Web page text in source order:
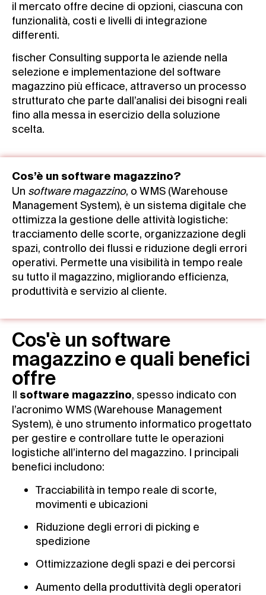
il mercato offre decine di opzioni, ciascuna con
funzionalità, costi e livelli di integrazione
differenti.
fischer Consulting supporta le aziende nella
selezione e implementazione del software
magazzino più efficace, attraverso un processo
strutturato che parte dall’analisi dei bisogni reali
fino alla messa in esercizio della soluzione
scelta.
Cos’è un software magazzino?
Un software magazzino, o WMS (Warehouse
Management System), è un sistema digitale che
ottimizza la gestione delle attività logistiche:
tracciamento delle scorte, organizzazione degli
spazi, controllo dei flussi e riduzione degli errori
operativi. Permette una visibilità in tempo reale
su tutto il magazzino, migliorando efficienza,
produttività e servizio al cliente.
Cos'è un software
magazzino e quali benefici
offre
Il software magazzino, spesso indicato con
l’acronimo WMS (Warehouse Management
System), è uno strumento informatico progettato
per gestire e controllare tutte le operazioni
logistiche all’interno del magazzino. I principali
benefici includono:
Tracciabilità in tempo reale di scorte,
movimenti e ubicazioni
Riduzione degli errori di picking e
spedizione
Ottimizzazione degli spazi e dei percorsi
Aumento della produttività degli operatori